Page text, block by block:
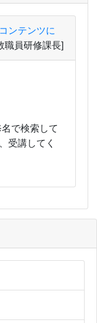
ンテンツに
職員研修課長]
で検索して
受講してく